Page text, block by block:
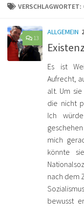
VERSCHLAGWORTET:
13
ALLGEMEIN
Es ist
Aufrecht,
alt. Um
die nicht
Ich
mich
könnte
nach dem
bewusst